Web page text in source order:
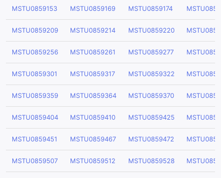
MSTU0859153 MSTU0859169 MSTU0859174
MSTU0859209 MSTU0859214 MSTU0859220
MSTU0859256 MSTU0859261 MSTU0859277
MSTU0859301 MSTU0859317 MSTU0859322
MSTU0859359 MSTU0859364 MSTU0859370
MSTU0859404 MSTU0859410 MSTU0859425
MSTU0859451 MSTU0859467 MSTU0859472
MSTU0859507 MSTU0859512 MSTU0859528